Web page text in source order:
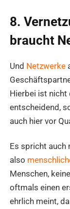
8.
braucht
Und Netzwerke
Hierbei ist nicht
entscheidend,
auch hier vor
Es spricht auch
also
Menschen,
oftmals einen
ehrlich meint,